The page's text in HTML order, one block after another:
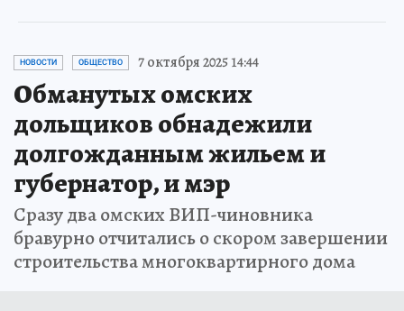
НОВОСТИ ОБЩЕСТВО 7 октября 2025 14:44
Обманутых омских
дольщиков обнадежили
долгожданным жильем и
губернатор, и мэр
Сразу два омских ВИП-чиновника
бравурно отчитались о скором завершении
строительства многоквартирного дома